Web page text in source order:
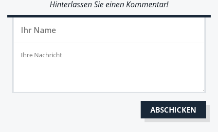
Hinterlassen Sie einen Kommentar!